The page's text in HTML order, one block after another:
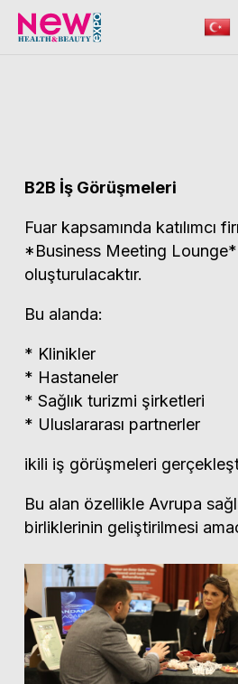
B2B İş Görüşmeleri
Fuar kapsamında katılımcı
*Business Meeting Lounge*
oluşturulacaktır.
Bu alanda:
* Klinikler
* Hastaneler
* Sağlık turizmi şirketleri
* Uluslararası partnerler
ikili iş görüşmeleri
Bu alan özellikle Avrupa
birliklerinin geliştirilmesi